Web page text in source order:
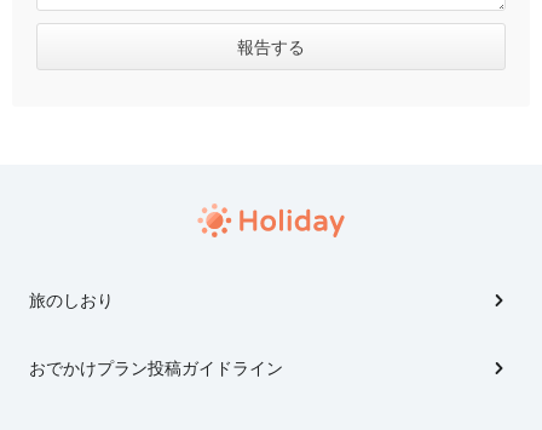
旅のしおり
おでかけプラン投稿ガイドライン